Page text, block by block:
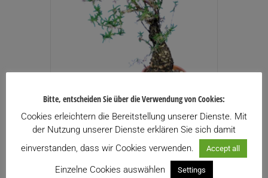
Mestoklema tuberosum
59,00€ –119,00 €Preisspanne:
bis
119,00€
inkl. USt.
Enthält 13% USt.
Bitte, entscheiden Sie über die Verwendung von Cookies:
Cookies erleichtern die Bereitstellung unserer Dienste. Mit
der Nutzung unserer Dienste erklären Sie sich damit
einverstanden, dass wir Cookies verwenden.
Accept all
Einzelne Cookies auswählen Settings